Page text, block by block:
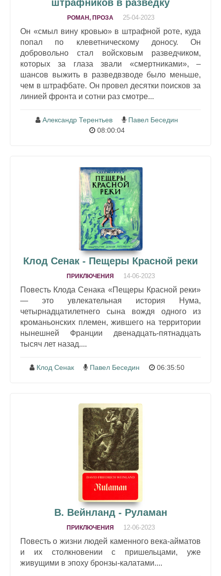
штрафников в разведку
РОМАН, ПРОЗА 25-04-2023
Он «смыл вину кровью» в штрафной роте, куда
попал по клеветническому доносу. Он
добровольно стал войсковым разведчиком,
которых за глаза звали «смертниками», –
шансов выжить в разведвзводе было меньше,
чем в штрафбате. Он провел десятки поисков за
линией фронта и сотни раз смотре...
Александр Терентьев
Павел Беседин
08:00:04
Клод Сенак - Пещеры Красной реки
ПРИКЛЮЧЕНИЯ 14-06-2023
Повесть Клода Сенака «Пещеры Красной реки»
— это увлекательная история Нума,
четырнадцатилетнего сына вождя одного из
кроманьонских племен, жившего на территории
нынешней Франции двенадцать-пятнадцать
тысяч лет назад....
Клод Сенак Павел Беседин 06:35:50
В. Вейнланд - Руламан
ПРИКЛЮЧЕНИЯ 12-06-2023
Повесть о жизни людей каменного века-айматов
и их столкновении с пришельцами, уже
живущими в эпоху бронзы-калатами....